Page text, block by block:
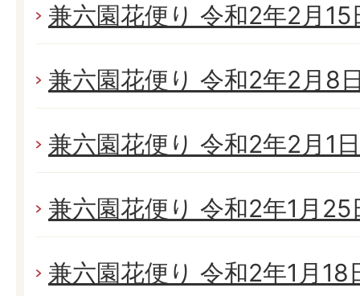
兼六園花便り 令和2年2月
兼六園花便り 令和2年2月8
兼六園花便り 令和2年2月1
兼六園花便り 令和2年1月
兼六園花便り 令和2年1月18